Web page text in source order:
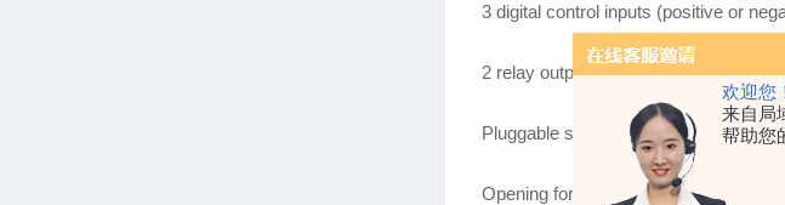
欢迎您
来自局
帮助您
3 digital control inputs (positive or
2 relay outputs (as N/C or N/O
Pluggable supply voltage and scanner
Opening for top hat rail plug for